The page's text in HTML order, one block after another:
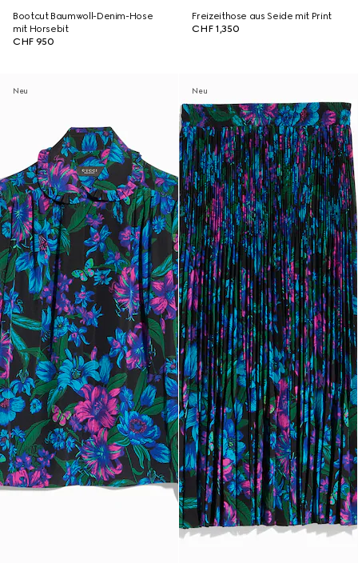
Bootcut Baumwoll-Denim-Hose
mit Horsebit
CHF 950
Freizeithose aus Seide mit Print
CHF 1,350
Neu Neu